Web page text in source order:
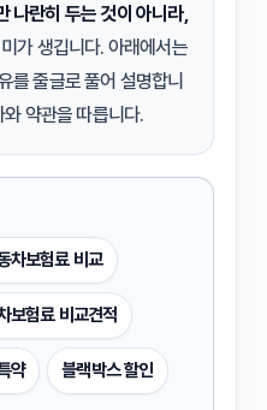
나란히 두는 것이 아니라,
가 생깁니다. 아래에서는
를 줄글로 풀어 설명합니
와 약관을 따릅니다.
차보험료 비교
보험료 비교견적
약 블랙박스 할인